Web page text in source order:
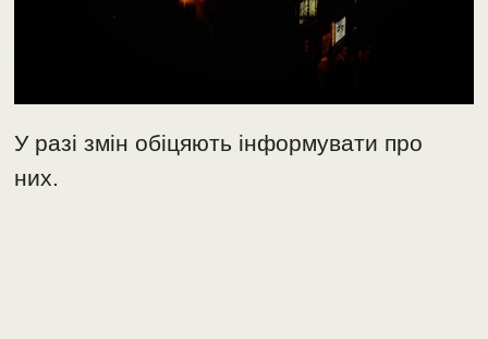
У разі змін обіцяють інформувати про
них.